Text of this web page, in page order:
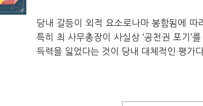
당내 갈등이 외적 요소로나마 봉함됨에
특히 최 사무총장이 사실상 ‘공천권 포기’
득력을 잃었다는 것이 당내 대체적인 평가